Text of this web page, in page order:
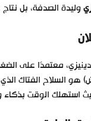
وليدة الصدفة، بل
معتمدًا على
هو السلاح الفتاك
استهلك الوقت